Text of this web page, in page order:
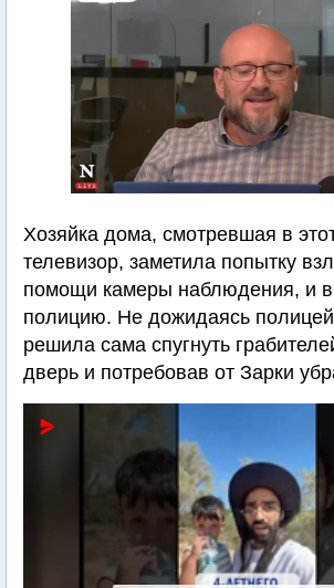
Хозяйка дома, смотревшая в
телевизор, заметила попытку
помощи камеры наблюдения, и
полицию. Не дожидаясь
решила сама спугнуть
дверь и потребовав от Зарки